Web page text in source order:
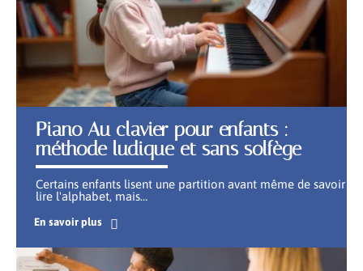
Piano Au clavier pour enfants :
méthode ludique et sans solfège
Certains enfants lisent une partition avant même de savoir
lire l'alphabet, mais…
En savoir plus